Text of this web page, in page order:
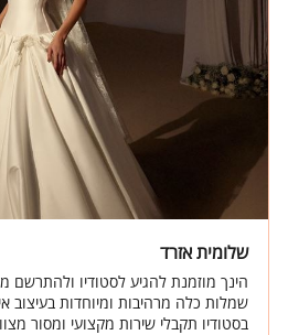
שלומית אזרד
הינך מוזמנת להגיע לסטודיו ולהתרשם
שמלות כלה מרהיבות ומיוחדות בעיצוב
בסטודיו תקבלי שירות מקצועי ומסור